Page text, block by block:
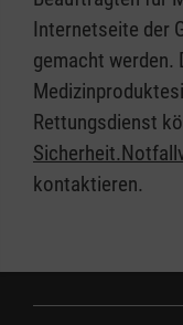
Internetseite der
gemacht werden.
Rettungsdienst
kontaktieren.